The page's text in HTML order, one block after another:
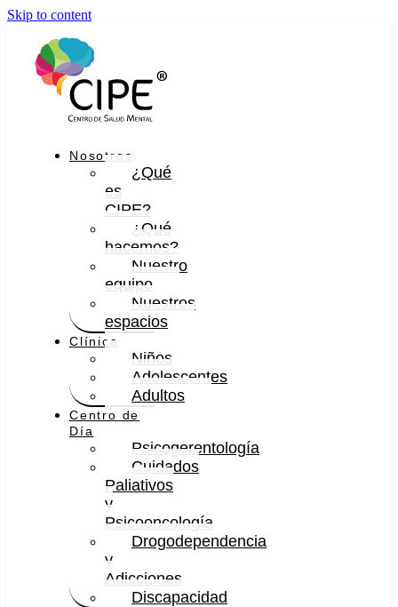
Skip to content
Nosotros
¿Qué
es
CIPE?
¿Qué
hacemos?
Nuestro
equipo
Nuestros
espacios
Clínica
Niños
Adolescentes
Adultos
Centro de
Día
Psicogerentología
Cuidados
Paliativos
y
Psicooncología
Drogodependencia
y
Adicciones
Discapacidad